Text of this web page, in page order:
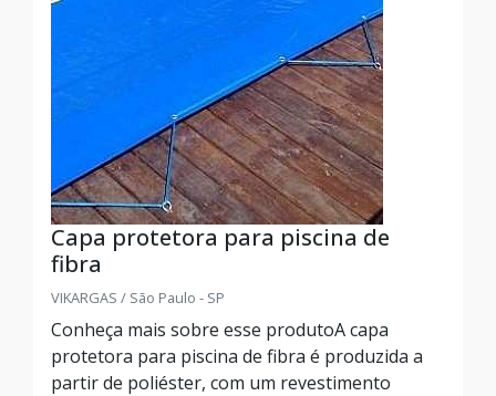
Capa protetora para piscina de
fibra
VIKARGAS / São Paulo - SP
Conheça mais sobre esse produtoA capa
protetora para piscina de fibra é produzida a
partir de poliéster, com um revestimento